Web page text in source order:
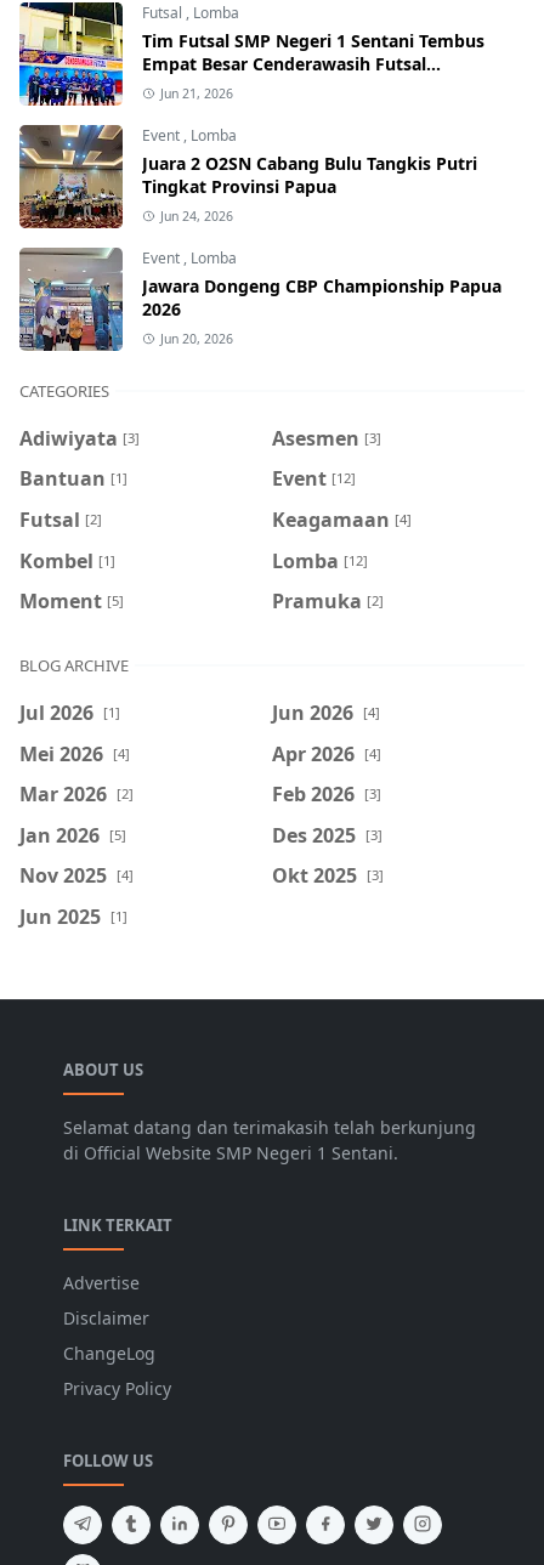
Futsal , Lomba
Tim Futsal SMP Negeri 1 Sentani Tembus
Empat Besar Cenderawasih Futsal
Championship Series I 2026
Jun 21, 2026
Event , Lomba
Juara 2 O2SN Cabang Bulu Tangkis Putri
Tingkat Provinsi Papua
Jun 24, 2026
Event , Lomba
Jawara Dongeng CBP Championship Papua
2026
Jun 20, 2026
CATEGORIES
Adiwiyata [3] Asesmen [3]
Bantuan [1] Event [12]
Futsal [2] Keagamaan [4]
Kombel [1] Lomba [12]
Moment [5] Pramuka [2]
BLOG ARCHIVE
Jul 2026 [1] Jun 2026 [4]
Mei 2026 [4] Apr 2026 [4]
Mar 2026 [2] Feb 2026 [3]
Jan 2026 [5] Des 2025 [3]
Nov 2025 [4] Okt 2025 [3]
Jun 2025 [1]
ABOUT US
Selamat datang dan terimakasih telah berkunjung
di Official Website SMP Negeri 1 Sentani.
LINK TERKAIT
Advertise
Disclaimer
ChangeLog
Privacy Policy
FOLLOW US